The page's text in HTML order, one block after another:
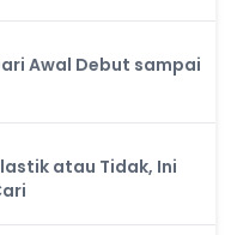
Awal Debut sampai
atau Tidak, Ini